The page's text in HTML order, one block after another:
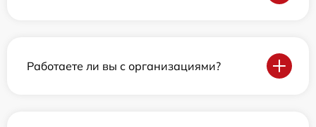
Работаете ли вы с организациями?